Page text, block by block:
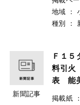
地域
：
種別
：
新聞記事
Ｆ１
料引
表 能
掲載紙 ：